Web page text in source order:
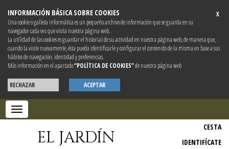
X
INFORMACIÓN BÁSICA SOBRE COOKIES
Una cookie o galleta informática es un pequeño archivo de información que se guarda en su
navegador cada vez que visita nuestra página web.
La utilidad de las cookies es guardar el historial de su actividad en nuestra página web, de manera que,
cuando la visite nuevamente, ésta pueda identificarle y configurar el contenido de la misma en base a sus
hábitos de navegación, identidad y preferencias.
Más información en el apartado“POLÍTICA DE COOKIES”de nuestra página web
RECHAZAR ACEPTAR
Toggle
navigation
EL JARDÍN
CESTA
IDENTIFÍCATE